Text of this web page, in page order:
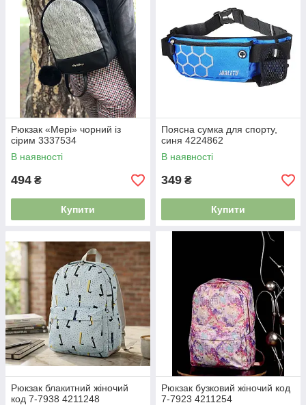
Рюкзак «Мері» чорний із
сірим 3337534
В наявності
494 ₴
Купити
Поясна сумка для спорту,
синя 4224862
В наявності
349 ₴
Купити
Рюкзак блакитний жіночий
код 7-7938 4211248
Рюкзак бузковий жіночий код
7-7923 4211254